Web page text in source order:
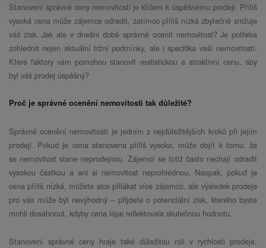
Stanovení správné ceny nemovitosti je klíčem k úspěšnému prodeji. Příliš
vysoká cena může zájemce odradit, zatímco příliš nízká zbytečně snižuje
váš zisk. Jak ale v dnešní době správně ocenit nemovitost? Je potřeba
zohlednit nejen aktuální tržní podmínky, ale i specifika vaší nemovitosti.
Které faktory vám pomohou stanovit realistickou a atraktivní cenu, aby
byl váš prodej úspěšný?
Proč je správné ocenění nemovitosti tak důležité?
Správné ocenění nemovitosti je jedním z nejdůležitějších kroků při jejím
prodeji. Pokud je cena stanovena příliš vysoko, může dojít k tomu, že
se nemovitost stane neprodejnou. Zájemci se totiž často nechají odradit
vysokou částkou a ani si nemovitost neprohlédnou. Naopak, pokud je
cena příliš nízká, můžete sice přilákat více zájemců, ale výsledek prodeje
pro vás může být nevýhodný – přijdete o potenciální zisk, kterého byste
mohli dosáhnout, kdyby cena lépe reflektovala skutečnou hodnotu.
Stanovení správné ceny hraje také důležitou roli v rychlosti prodeje.